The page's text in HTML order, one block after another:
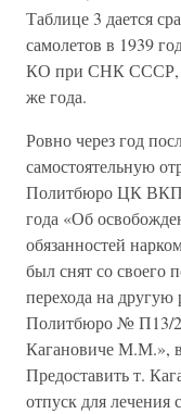
Таблице 3 дается
самолетов в 1939
КО при СНК СССР, с
же года.
Ровно через год
самостоятельную
Политбюро ЦК
года «Об
обязанностей
был снят со своего
перехода на
Политбюро № П13/
Кагановиче М.М.», в
Предоставить т.
отпуск для лечения